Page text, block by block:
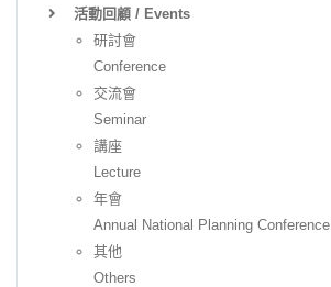
活動回顧 / Events
研討會
Conference
交流會
Seminar
講座
Lecture
年會
Annual National Planning Conference
其他
Others